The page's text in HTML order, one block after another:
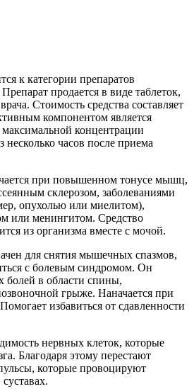
к категории препаратов
продается в виде таблеток,
Стоимость средства составляет
компонентом является
концентрации
несколько часов после приема
при повышенном тонусе мышц,
склерозом, заболеваниями
опухолью или миелитом),
или менингитом. Средство
из организма вместе с мочой.
для снятия мышечных спазмов,
с болевым синдромом. Он
болей в области спины,
грыже. Наначается при
избавиться от сдавленности
нервных клеток, которые
Благодаря этому перестают
которые провоцируют